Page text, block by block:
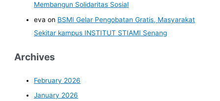
Membangun Solidaritas Sosial
eva on BSMI Gelar Pengobatan Gratis, Masyarakat
Sekitar kampus INSTITUT STIAMI Senang
Archives
February 2026
January 2026